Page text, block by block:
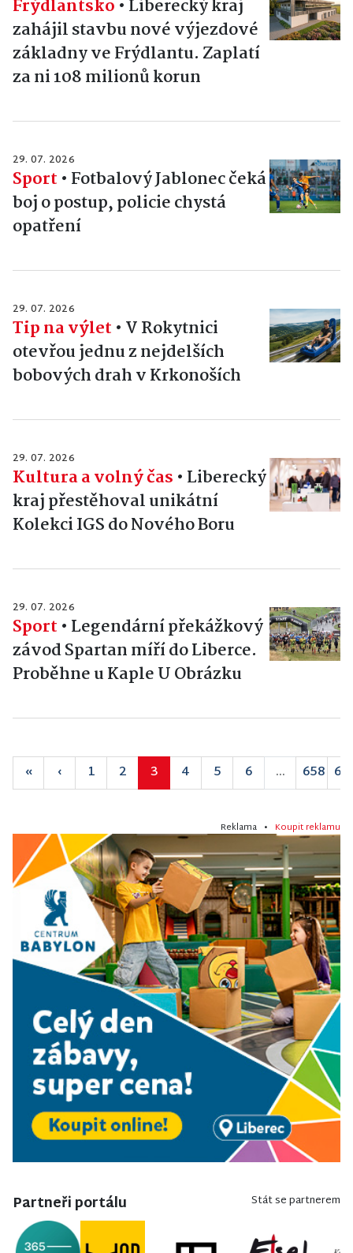
Frýdlantsko • Liberecký kraj
zahájil stavbu nové výjezdové
základny ve Frýdlantu. Zaplatí
za ni 108 milionů korun
29. 07. 2026
Sport • Fotbalový Jablonec čeká
boj o postup, policie chystá
opatření
29. 07. 2026
Tip na výlet • V Rokytnici
otevřou jednu z nejdelších
bobových drah v Krkonoších
29. 07. 2026
Kultura a volný čas • Liberecký
kraj přestěhoval unikátní
Kolekci IGS do Nového Boru
29. 07. 2026
Sport • Legendární překážkový
závod Spartan míří do Liberce.
Proběhne u Kaple U Obrázku
« ‹ 1 2 3 4 5 6 ... 658
Reklama • Koupit reklamu
Partneři portálu Stát se partnerem